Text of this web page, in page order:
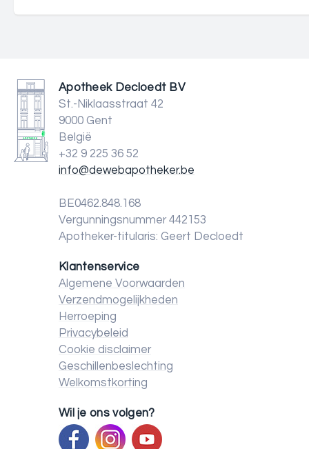
Apotheek Decloedt BV
St.-Niklaasstraat 42
9000 Gent
België
+32 9 225 36 52
info@dewebapotheker.be
BE0462.848.168
Vergunningsnummer 442153
Apotheker-titularis: Geert Decloedt
Klantenservice
Algemene Voorwaarden
Verzendmogelijkheden
Herroeping
Privacybeleid
Cookie disclaimer
Geschillenbeslechting
Welkomstkorting
Wil je ons volgen?